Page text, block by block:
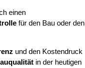
einen
für den Bau oder den
und den Kostendruck
in der heutigen